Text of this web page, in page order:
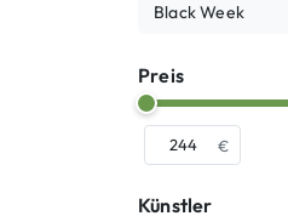
Black Week
Preis
€
Künstler